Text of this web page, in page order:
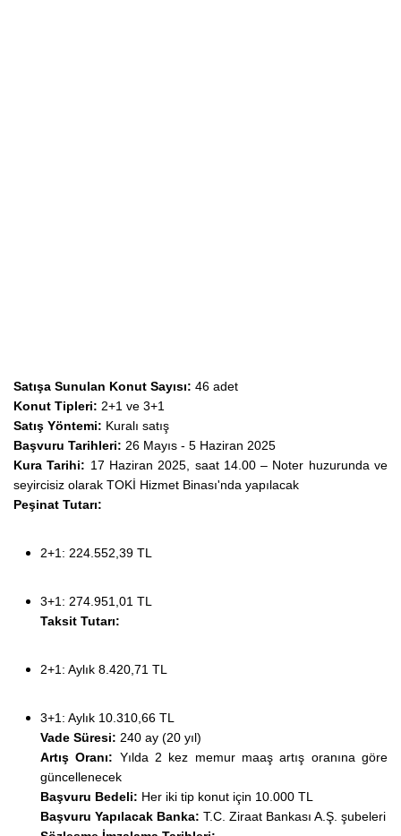
Satışa Sunulan Konut Sayısı: 46 adet
Konut Tipleri: 2+1 ve 3+1
Satış Yöntemi: Kuralı satış
Başvuru Tarihleri: 26 Mayıs - 5 Haziran 2025
Kura Tarihi: 17 Haziran 2025, saat 14.00 – Noter huzurunda ve
seyircisiz olarak TOKİ Hizmet Binası'nda yapılacak
Peşinat Tutarı:
2+1: 224.552,39 TL
3+1: 274.951,01 TL
Taksit Tutarı:
2+1: Aylık 8.420,71 TL
3+1: Aylık 10.310,66 TL
Vade Süresi: 240 ay (20 yıl)
Artış Oranı: Yılda 2 kez memur maaş artış oranına göre
güncellenecek
Başvuru Bedeli: Her iki tip konut için 10.000 TL
Başvuru Yapılacak Banka: T.C. Ziraat Bankası A.Ş. şubeleri